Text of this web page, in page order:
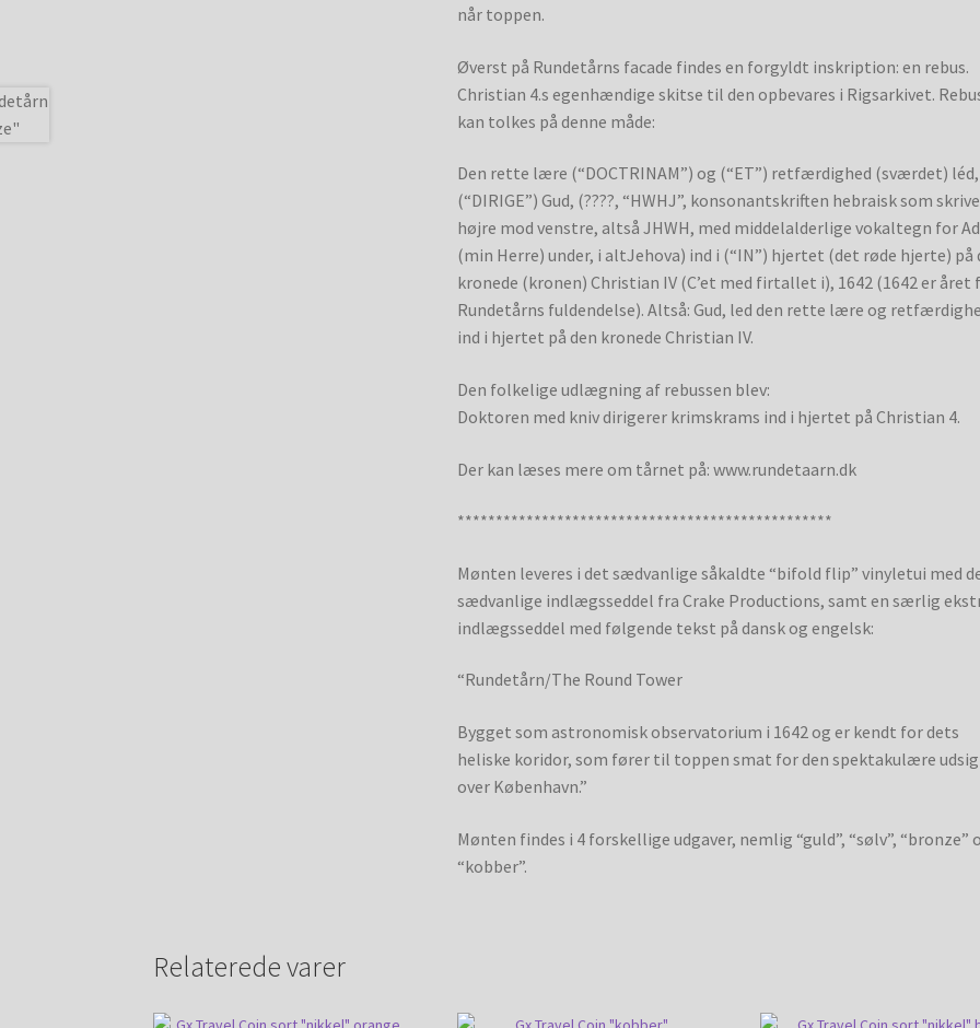
når toppen.
Øverst på Rundetårns facade findes en forgyldt inskription: en rebus.
Christian 4.s egenhændige skitse til den opbevares i Rigsarkivet.
kan tolkes på denne måde:
Den rette lære (“DOCTRINAM”) og (“ET”) retfærdighed (sværdet) léd,
(“DIRIGE”) Gud, (????, “HWHJ”, konsonantskriften hebraisk som
højre mod venstre, altså JHWH, med middelalderlige vokaltegn for
(min Herre) under, i altJehova) ind i (“IN”) hjertet (det røde hjerte) på
kronede (kronen) Christian IV (C’et med firtallet i), 1642 (1642 er året
Rundetårns fuldendelse). Altså: Gud, led den rette lære og
ind i hjertet på den kronede Christian IV.
Den folkelige udlægning af rebussen blev:
Doktoren med kniv dirigerer krimskrams ind i hjertet på Christian 4.
Der kan læses mere om tårnet på: www.rundetaarn.dk
*************************************************
Mønten leveres i det sædvanlige såkaldte “bifold flip” vinyletui med
sædvanlige indlægsseddel fra Crake Productions, samt en særlig
indlægsseddel med følgende tekst på dansk og engelsk:
“Rundetårn/The Round Tower
Bygget som astronomisk observatorium i 1642 og er kendt for dets
heliske koridor, som fører til toppen smat for den spektakulære
over København.”
Mønten findes i 4 forskellige udgaver, nemlig “guld”, “sølv”, “bronze”
“kobber”.
Relaterede varer